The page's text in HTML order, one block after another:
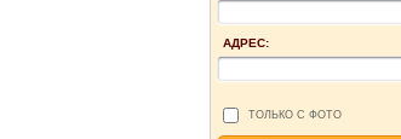
АДРЕС:
ТОЛЬКО С ФОТО